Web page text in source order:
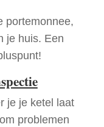
portemonnee,
je huis. Een
je je ketel laat
problemen